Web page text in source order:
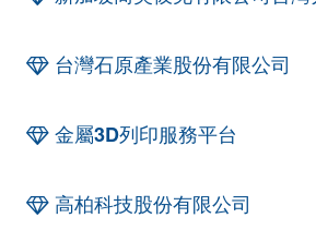
台灣石原產業股份有限公司
金屬3D列印服務平台
高柏科技股份有限公司